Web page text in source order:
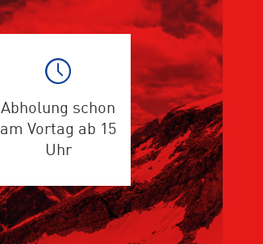
Abholung schon
am Vortag ab 15
Uhr